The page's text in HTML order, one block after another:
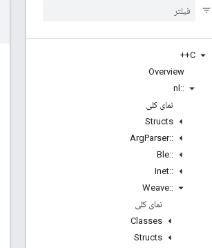
C++
Overview
::
nl
نمای کلی
Structs
::
ArgParser
::
Ble
::
Inet
::
Weave
نمای کلی
Classes
Structs